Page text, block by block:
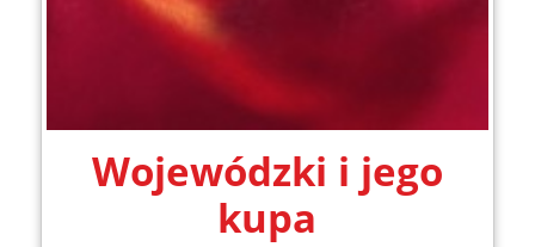
Wojewódzki i jego
kupa